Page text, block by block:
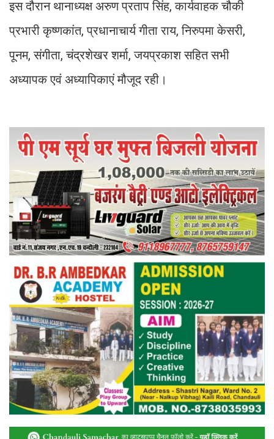
इस दौरान थानाध्यक्ष अरुण प्रताप सिंह, कार्यवाहक चौकी
प्रभारी कृष्णकांत, प्रधानाचार्य गीता राय, निरुपमा केसरी,
पूनम, संगीता, चंद्रशेखर शर्मा, जयप्रकाश सहित सभी
अध्यापक एवं अध्यापिकाएं मौजूद रही।